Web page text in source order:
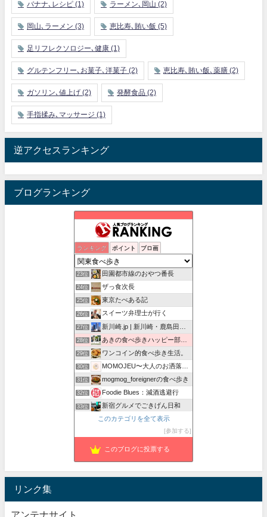
バナナ､レシピ (1) ラーメン､岡山 (2)
岡山､ラーメン (3) 恵比寿､賄い飯 (5)
足リフレクソロジー､健康 (1)
グルテンフリー､お菓子､洋菓子 (2) 恵比寿､賄い飯､薬膳 (2)
ガソリン､値上げ (2) 発酵食品 (2)
手指揉み､マッサージ (1)
逆アクセスランキング
ブログランキング
ランキング ポイント ブロ画
21位 昭和の残り香を探して
22位 孤高の千葉グルメ
23位 田園都市線のおやつ番長
24位 ザっ食次長
25位 東京たべある記
26位 スイーツ弁理士が行く
27位 新川崎.jp | 新川崎・鹿島田の地域情報配信中！
28位 あきの食べ歩きハッピー部｜東長崎・西武池袋線沿線グルメ
29位 ワンコイン的食べ歩き生活。
30位 MOMOJEU〜大人のお洒落な旅とグルメ。
31位 mogmog_foreignerの食べ歩き
32位 Foodie Blues：減酒逃避行
33位 新宿グルメでごきげん日和
紅子のセレブなグルメ日記
このカテゴリを全て表示
参加する
このブログに投票する
リンク集
アンテナサイト